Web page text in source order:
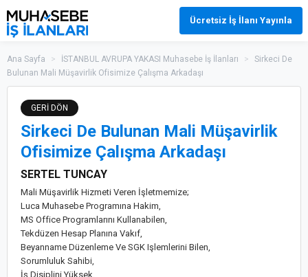
Ücretsiz İş İlanı Yayınla
Ana Sayfa > İSTANBUL AVRUPA YAKASI Muhasebe İş İlanları >
Sirkeci De
Bulunan Mali Müşavirlik Ofisimize Çalışma Arkadaşı
GERİ DÖN
Sirkeci De Bulunan Mali Müşavirlik
Ofisimize Çalışma Arkadaşı
SERTEL TUNCAY
Mali Müşavirlik Hizmeti Veren İşletmemize;
Luca Muhasebe Programına Hakim,
MS Office Programlarını Kullanabilen,
Tekdüzen Hesap Planına Vakıf,
Beyanname Düzenleme Ve SGK Işlemlerini Bilen,
Sorumluluk Sahibi,
İş Disiplini Yüksek,